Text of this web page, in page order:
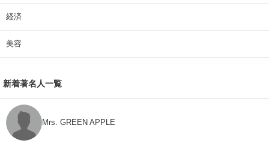
経済
美容
新着著名人一覧
Mrs. GREEN APPLE